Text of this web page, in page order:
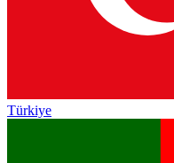
Türkiye